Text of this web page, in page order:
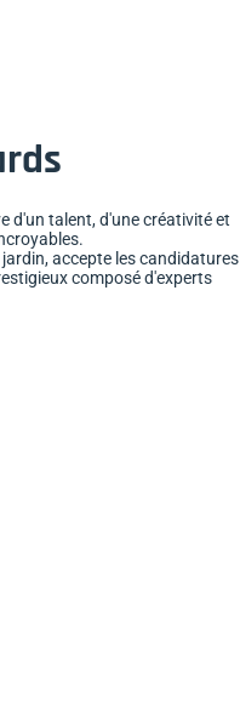
d'un talent, d'une créativité et
accepte les candidatures
composé d'experts